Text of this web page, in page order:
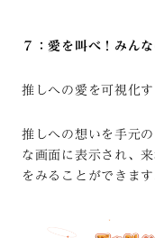
７：愛を叫べ！みん
推しへの愛を可視化
推しへの想いを手元
な画面に表示され、
をみることができます